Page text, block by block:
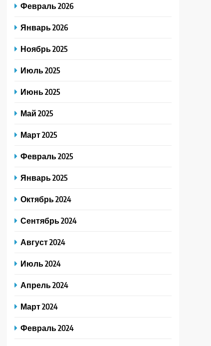
Февраль 2026
Январь 2026
Ноябрь 2025
Июль 2025
Июнь 2025
Май 2025
Март 2025
Февраль 2025
Январь 2025
Октябрь 2024
Сентябрь 2024
Август 2024
Июль 2024
Апрель 2024
Март 2024
Февраль 2024